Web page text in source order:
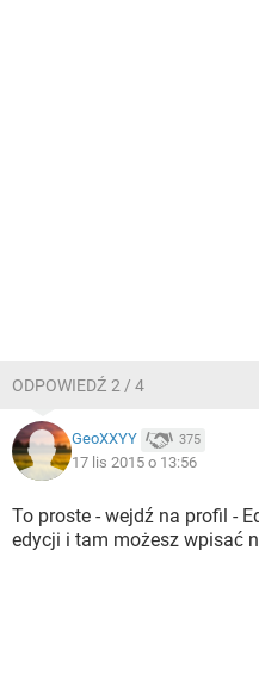
ODPOWIEDŹ 2 / 4
GeoXXYY 375
17 lis 2015 o 13:56
To proste - wejdź na profil -
edycji i tam możesz wpisać